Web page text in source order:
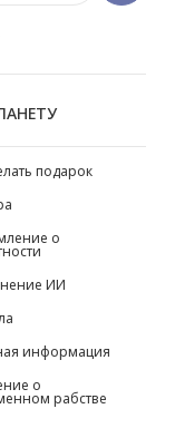
подарок
о
ИИ
информация
о
рабстве